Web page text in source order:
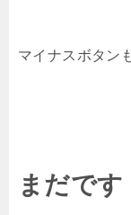
マイナスボタン
まだです